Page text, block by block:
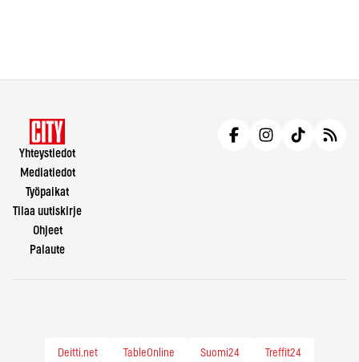
Yhteystiedot
Mediatiedot
Työpaikat
Tilaa uutiskirje
Ohjeet
Palaute
Deitti.net TableOnline Suomi24 Treffit24